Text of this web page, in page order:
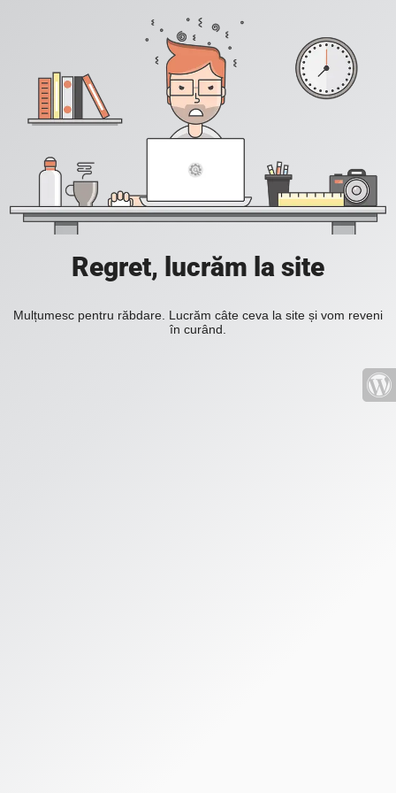
Regret, lucrăm la site
Mulțumesc pentru răbdare. Lucrăm câte ceva la site și vom reveni
în curând.